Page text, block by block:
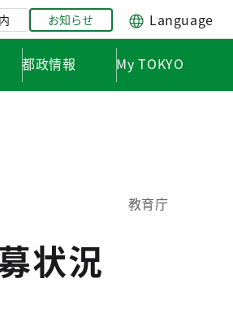
お知らせ Language
都政情報 My TOKYO
教育庁
状況